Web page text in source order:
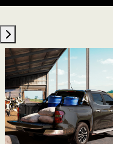
Motor 2.2L de 200cv +
MT6